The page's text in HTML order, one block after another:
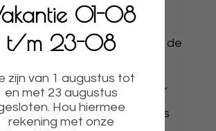
karton.
uit een van onze kleuren uit de
worden los van elkaar
u deze geheel naar wens
01-08
t/m 23-08
zijn van 1 augustus tot
en met 23 augustus
Hou hiermee
rekening met onze